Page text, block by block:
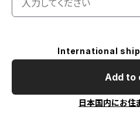
International
Add to
日本国内にお住